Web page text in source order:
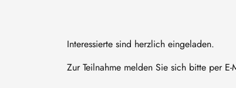
Interessierte sind herzlich eingeladen.
Zur Teilnahme melden Sie sich bitte per